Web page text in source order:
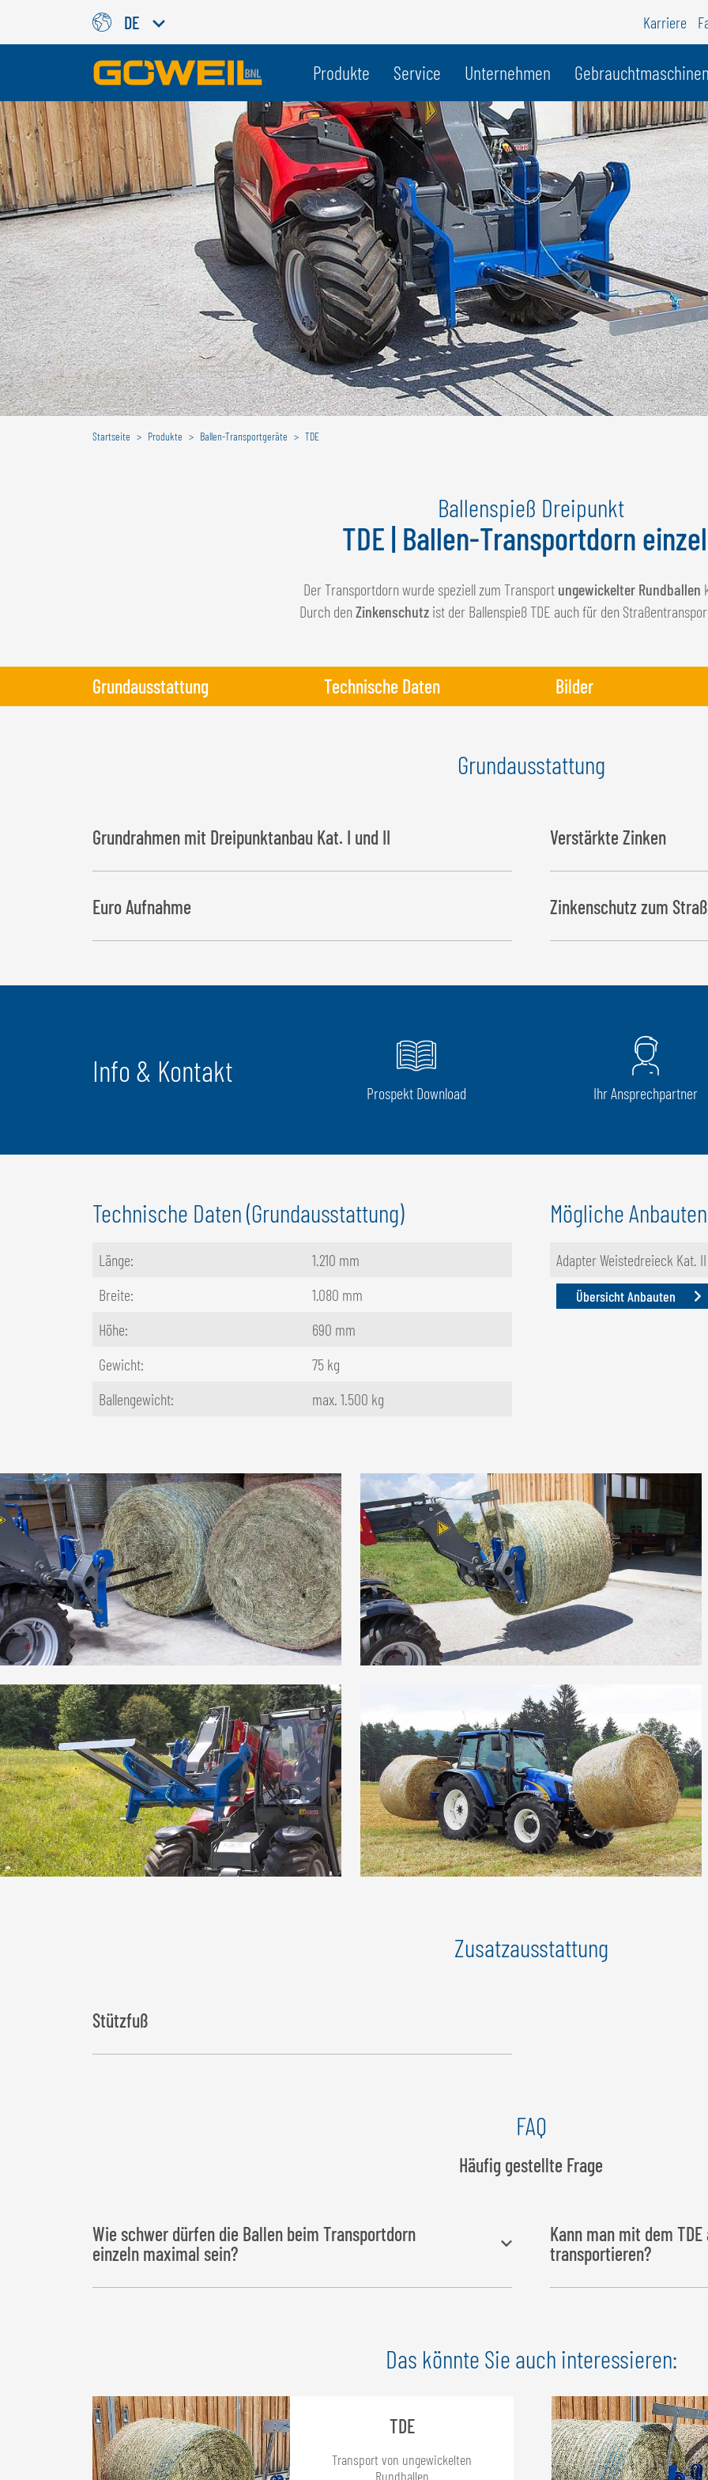
DE
Wählen Sie Ihre Sprache / Ihr Land
INTERNATIONAL
GÖWEIL
DEUTSCH
ENGLISH
FRANÇAIS
NEDERLANDS
ESPAÑOL
POLSKI
ČESKÝ
BELGIEN
GÖWEIL BNL
NEDERLANDS
FRANÇAIS
DEUTSCH
Karriere
Produkte Service Unternehmen Gebrauchtmaschinen
Startseite Produkte Ballen-Transportgeräte TDE
Ballenspieß Dreipunkt
TDE | Ballen-Transportdorn
Der Transportdorn wurde speziell zum Transportungewickelter Rundballen
Durch den Zinkenschutz ist der Ballenspieß TDE auch für den
Grundausstattung Technische Daten Bilder
Grundausstattung
Grundrahmen mit Dreipunktanbau Kat. I und II
Euro Aufnahme
Verstärkte Zinken
Ø: 42 mm, Länge 1.100 mm
Zinkenschutz zum
Info & Kontakt
Prospekt Download Ihr Ansprechpartner
Technische Daten (Grundausstattung)
Länge:
1.210 mm
Breite:
1.080 mm
Höhe:
690 mm
Gewicht:
75 kg
Ballengewicht:
max. 1.500 kg
Mögliche Anbauten
Adapter Weistedreieck Kat. II
Übersicht Anbauten
Zusatzausstattung
Stützfuß
FAQ
Häufig gestellte Frage
Wie schwer dürfen die Ballen beim Transportdorn
einzeln maximal sein?
Kann man mit dem
transportieren?
somit die Folie beschädigen.
Das könnte Sie auch interessieren:
TDE
Transport von ungewickelten
Rundballen